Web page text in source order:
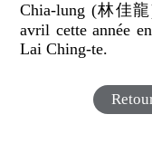
Chia-lung (林佳龍
avril cette année
Lai Ching-te.